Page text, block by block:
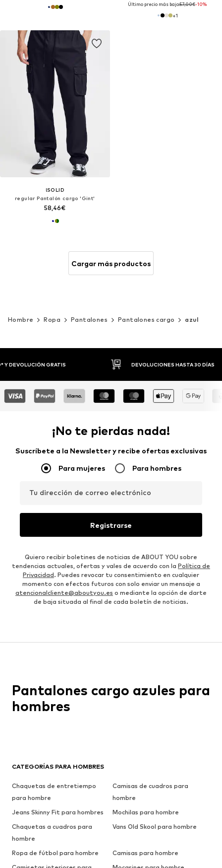
Último precio más bajo:57,00€-10%
+1
!SOLID
regular Pantalón cargo 'Gint'
58,46€
Cargar más productos
Hombre Ropa Pantalones Pantalones cargo azul
DEVOLUCIONES HASTA 30 DÍAS
¡No te pierdas nada!
Suscríbete a la Newsletter y recibe ofertas exclusivas
Para mujeres Para hombres
Tu dirección de correo electrónico
Registrarse
Quiero recibir boletines de noticias de ABOUT YOU sobre
tendencias actuales, ofertas y vales de acuerdo con la Política de
Privacidad. Puedes revocar tu consentimiento en cualquier
momento con efectos futuros con solo enviar un mensaje a
atencionalcliente@aboutyou.es o mediante la opción de darte
de baja situada al final de cada boletín de noticias.
CATEGORÍAS PARA HOMBRES
Chaquetas de entretiempo
para hombre
Camisas de cuadros para
hombre
Jeans Skinny Fit para hombres
Mochilas para hombre
Chaquetas a cuadros para
hombre
Vans Old Skool para hombre
Ropa de fútbol para hombre
Camisas para hombre
Pantalones cargo azules para
hombres